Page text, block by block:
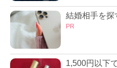
結婚相手を
PR
1,500円以下